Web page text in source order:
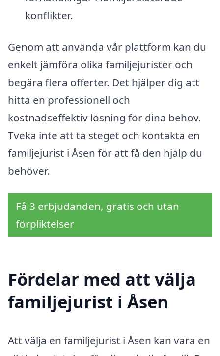
konflikter.
Genom att använda vår plattform kan du
enkelt jämföra olika familjejurister och
begära flera offerter. Det hjälper dig att
hitta en professionell och
kostnadseffektiv lösning för dina behov.
Tveka inte att ta steget och kontakta en
familjejurist i Åsen för att få den hjälp du
behöver.
Få 3 erbjudanden, gratis och utan
förpliktelser
Fördelar med att välja
familjejurist i Åsen
Att välja en familjejurist i Åsen kan vara en